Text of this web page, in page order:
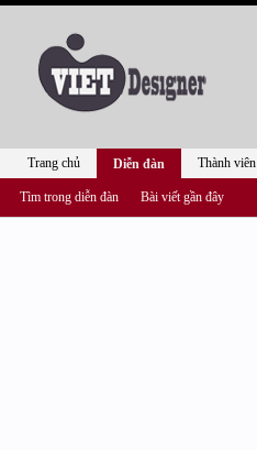
Trang chủ Diễn đàn
Tìm trong diễn đàn Bài viết gần đây
Thành viên